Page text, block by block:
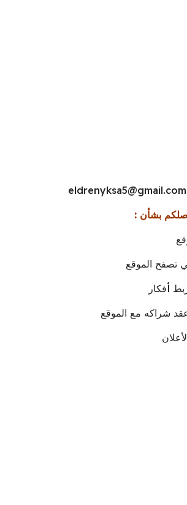
eldrenyksa5@gmail.com
ﺑﺸﺄﻥ :
ﺗﺼﻔﺢ ﺍﻟﻤﻮﻗﻊ
أﻓﻜﺎﺭ
ﺷﺮﺍﻛﻪ ﻣﻊ ﺍﻟﻤﻮﻗﻊ